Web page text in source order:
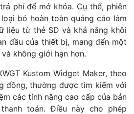
phí để mở khóa. Cụ thể, phiên
bỏ hoàn toàn quảng cáo làm
liệu từ thẻ SD và khả năng khôi
đầu của thiết bị, mang đến một
không giới hạn hơn.
Kustom Widget Maker, theo
đồng, thường được tìm kiếm với
các tính năng cao cấp của bản
toán. Điều này cho phép